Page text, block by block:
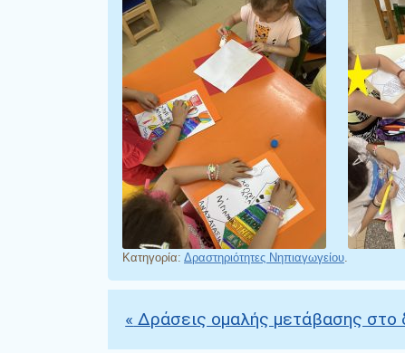
Κατηγορία: Δραστηριότητες Νηπιαγωγείου.
Πλοήγηση άρθρων
« Δράσεις ομαλής μετάβασης στο